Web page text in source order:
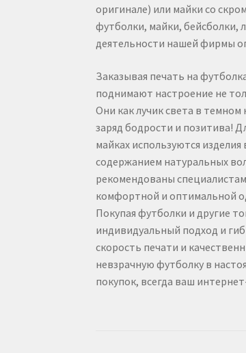
оригинале) или майки со
футболки, майки, бейсболки,
деятельности нашей фирмы
Заказывая печать на
поднимают настроение не
Они как лучик света в
заряд бодрости и позитива!
майках используются
содержанием натуральных
рекомендованы
комфортной и оптимальной
Покупая футболки и другие
индивидуальный подход и
скорость печати и
невзрачную футболку в
покупок, всегда ваш